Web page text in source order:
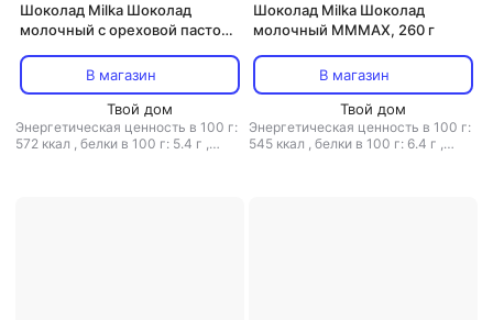
Шоколад Milka Шоколад
молочный с ореховой пастой
В магазин
Твой дом
Энергетическая ценность в 100 г:
572 ккал , белки в 100 г: 5.4 г ,
Шоколад Milka Шоколад
молочный MMMAX, 260 г
В магазин
Твой дом
Энергетическая ценность в 100 г:
545 ккал , белки в 100 г: 6.4 г ,